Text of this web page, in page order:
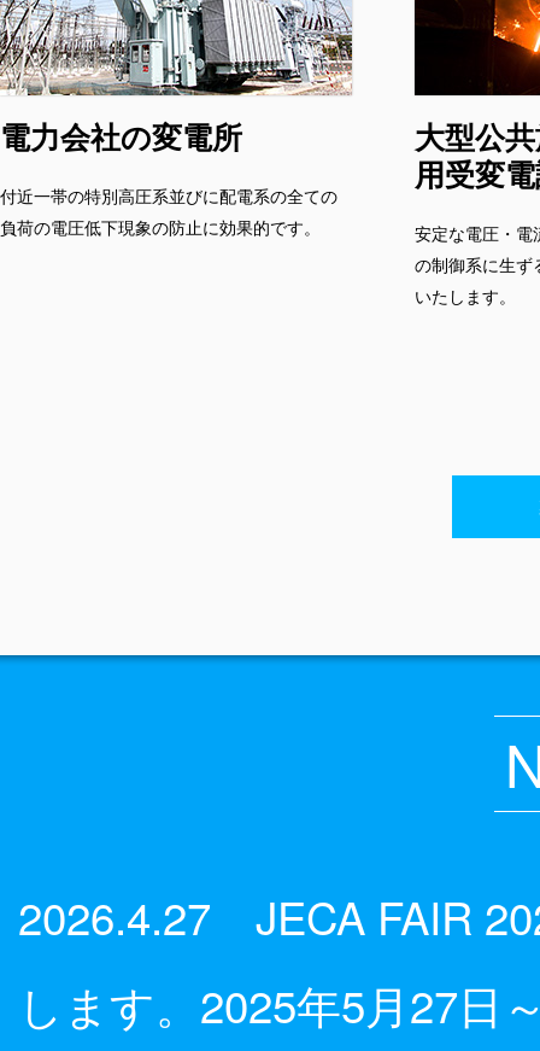
電力会社の変電所
付近一帯の特別高圧系並びに配電系の全ての
負荷の電圧低下現象の防止に効果的です。
大型公
用受変
安定な電圧・電
の制御系に生ず
いたします。
2026.4.27 JECA FAIR
します。2025年5月27日